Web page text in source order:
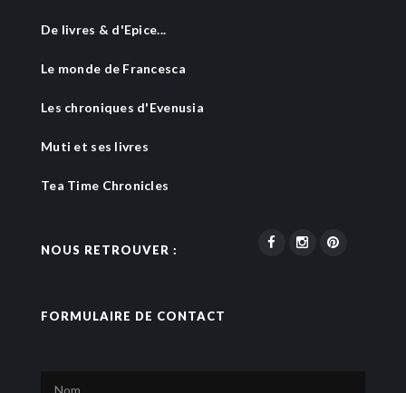
De livres & d'Epice...
Le monde de Francesca
Les chroniques d'Evenusia
Muti et ses livres
Tea Time Chronicles
NOUS RETROUVER :
FORMULAIRE DE CONTACT